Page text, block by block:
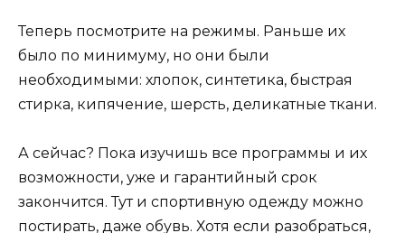
Теперь посмотрите на режимы. Раньше их
было по минимуму, но они были
необходимыми: хлопок, синтетика, быстрая
стирка, кипячение, шерсть, деликатные ткани.
А сейчас? Пока изучишь все программы и их
возможности, уже и гарантийный срок
закончится. Тут и спортивную одежду можно
постирать, даже обувь. Хотя если разобраться,